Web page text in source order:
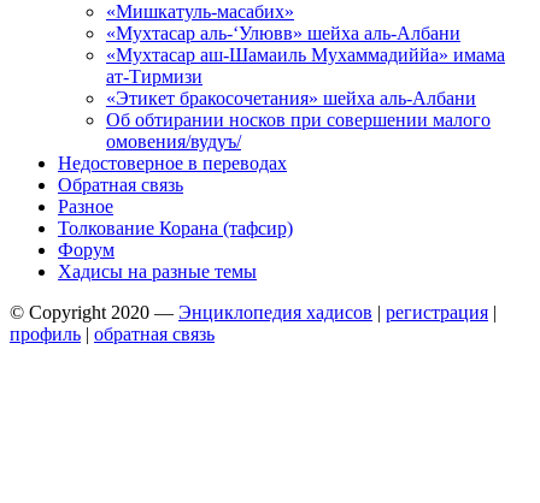
«Мишкатуль-масабих»
«Мухтасар аль-‘Улювв» шейха аль-Албани
«Мухтасар аш-Шамаиль Мухаммадиййа» имама
ат-Тирмизи
«Этикет бракосочетания» шейха аль-Албани
Об обтирании носков при совершении малого
омовения/вудуъ/
Недостоверное в переводах
Обратная связь
Разное
Толкование Корана (тафсир)
Форум
Хадисы на разные темы
© Copyright 2020 — Энциклопедия хадисов | регистрация |
профиль | обратная связь